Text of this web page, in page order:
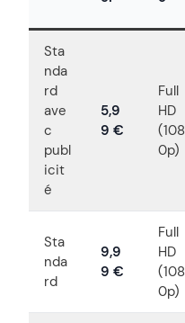
Sta
nda
rd
ave
c
publ
icit
é
5,9
9 €
Full
HD
(108
0p)
Sta
nda
rd
9,9
9 €
Full
HD
(108
0p)